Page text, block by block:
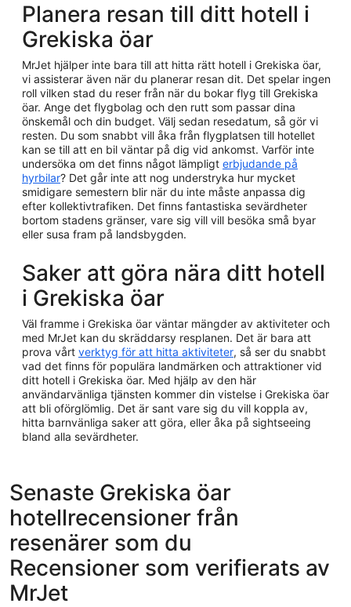
Planera resan till ditt hotell i
Grekiska öar
MrJet hjälper inte bara till att hitta rätt hotell i Grekiska öar,
vi assisterar även när du planerar resan dit. Det spelar ingen
roll vilken stad du reser från när du bokar flyg till Grekiska
öar. Ange det flygbolag och den rutt som passar dina
önskemål och din budget. Välj sedan resedatum, så gör vi
resten. Du som snabbt vill åka från flygplatsen till hotellet
kan se till att en bil väntar på dig vid ankomst. Varför inte
undersöka om det finns något lämpligt erbjudande på
hyrbilar? Det går inte att nog understryka hur mycket
smidigare semestern blir när du inte måste anpassa dig
efter kollektivtrafiken. Det finns fantastiska sevärdheter
bortom stadens gränser, vare sig vill vill besöka små byar
eller susa fram på landsbygden.
Saker att göra nära ditt hotell
i Grekiska öar
Väl framme i Grekiska öar väntar mängder av aktiviteter och
med MrJet kan du skräddarsy resplanen. Det är bara att
prova vårt verktyg för att hitta aktiviteter, så ser du snabbt
vad det finns för populära landmärken och attraktioner vid
ditt hotell i Grekiska öar. Med hjälp av den här
användarvänliga tjänsten kommer din vistelse i Grekiska öar
att bli oförglömlig. Det är sant vare sig du vill koppla av,
hitta barnvänliga saker att göra, eller åka på sightseeing
bland alla sevärdheter.
Senaste Grekiska öar
hotellrecensioner från
resenärer som du
Recensioner som verifierats av
MrJet